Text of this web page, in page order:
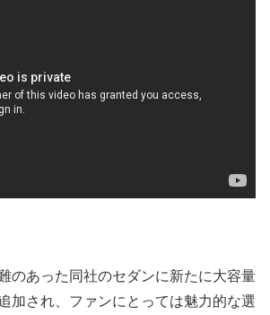
のあった同社のセダンに新たに大容量
加され、ファンにとっては魅力的な選